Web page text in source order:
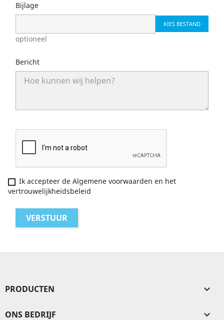
Bijlage
KIES BESTAND
optioneel
Bericht
Ik accepteer de Algemene voorwaarden en het
vertrouwelijkheidsbeleid
PRODUCTEN 
ONS BEDRIJF 